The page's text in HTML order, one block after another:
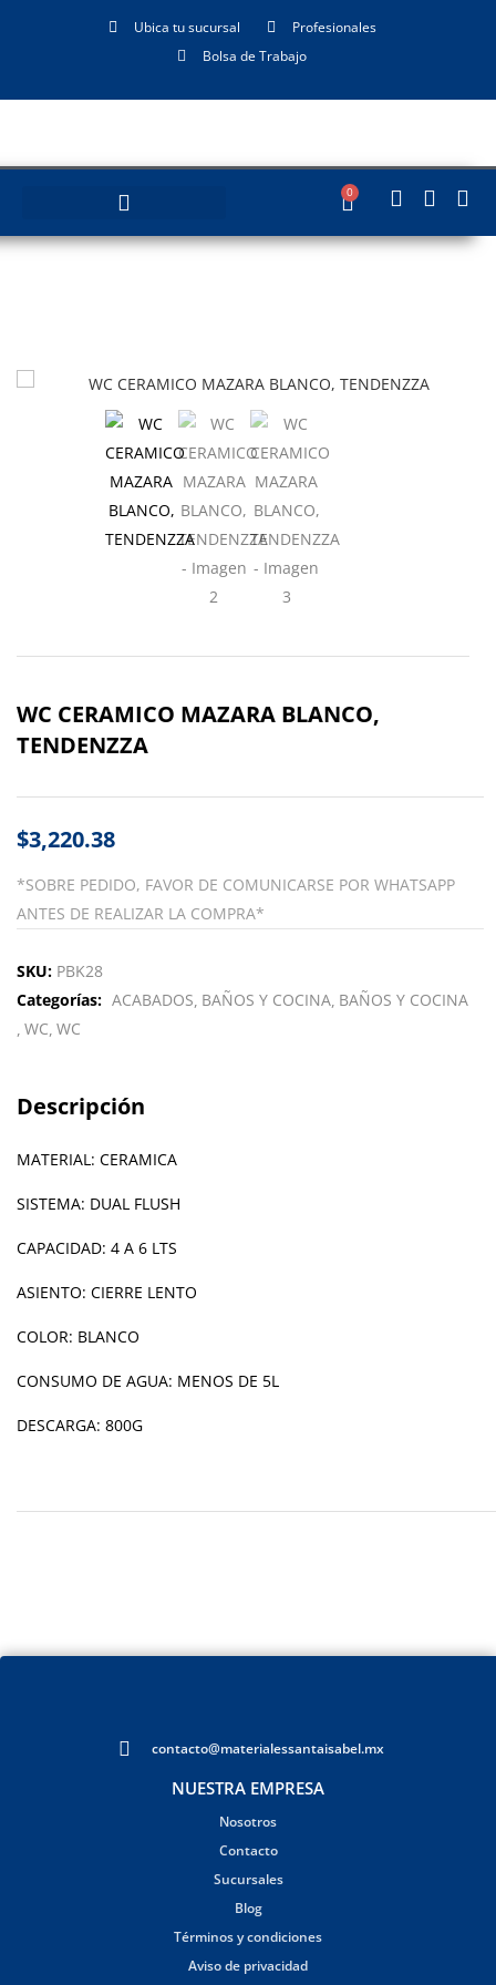
Ubica tu sucursal
Profesionales
Bolsa de Trabajo
0
WC CERAMICO MAZARA BLANCO,
TENDENZZA
$3,220.38
*SOBRE PEDIDO, FAVOR DE COMUNICARSE POR WHATSAPP
ANTES DE REALIZAR LA COMPRA*
SKU: PBK28
Categorías: ACABADOS BAÑOS Y COCINA BAÑOS Y COCINA
WC WC
Descripción
MATERIAL: CERAMICA
SISTEMA: DUAL FLUSH
CAPACIDAD: 4 A 6 LTS
ASIENTO: CIERRE LENTO
COLOR: BLANCO
CONSUMO DE AGUA: MENOS DE 5L
DESCARGA: 800G
contacto@materialessantaisabel.mx
NUESTRA EMPRESA
Nosotros
Contacto
Sucursales
Blog
Términos y condiciones
Aviso de privacidad